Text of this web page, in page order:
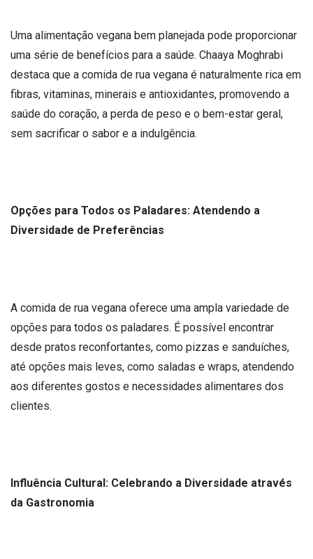
Uma alimentação vegana bem planejada pode proporcionar
uma série de benefícios para a saúde. Chaaya Moghrabi
destaca que a comida de rua vegana é naturalmente rica em
fibras, vitaminas, minerais e antioxidantes, promovendo a
saúde do coração, a perda de peso e o bem-estar geral,
sem sacrificar o sabor e a indulgência.
Opções para Todos os Paladares: Atendendo a
Diversidade de Preferências
A comida de rua vegana oferece uma ampla variedade de
opções para todos os paladares. É possível encontrar
desde pratos reconfortantes, como pizzas e sanduíches,
até opções mais leves, como saladas e wraps, atendendo
aos diferentes gostos e necessidades alimentares dos
clientes.
Influência Cultural: Celebrando a Diversidade através
da Gastronomia